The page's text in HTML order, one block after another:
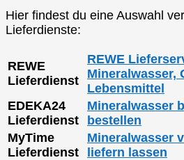
Hier findest du eine Auswahl
Lieferdienste:
REWE
Lieferdienst
REWE
Mineralwasser,
Lebensmittel
EDEKA24
Lieferdienst
Mineralwasser
bestellen
MyTime
Lieferdienst
Mineralwasser
liefern lassen